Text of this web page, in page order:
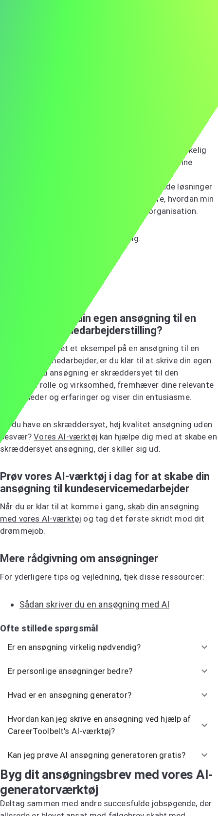
ABC's dedikation til at forbedre kundeservice er virkelig
inspirerende. Jeg er begejstret for at anvende mine
kundeserviceinitiativer og levere banebrydende løsninger
til jeres kunder. Jeg ser frem til at diskutere, hvordan min
baggrund og erfaringer kan gavne jeres organisation.
Tak fordi du overvejer min ansøgning.
Klar til at skrive din egen ansøgning til en
kundeservicemedarbejderstilling?
Nu hvor du har set et eksempel på en ansøgning til en
kundeservicemedarbejder, er du klar til at skrive din egen.
Husk, en god ansøgning er skræddersyet til den
specifikke rolle og virksomhed, fremhæver dine relevante
færdigheder og erfaringer og viser din entusiasme.
Vil du have en skræddersyet, høj kvalitet ansøgning uden
besvær?Vores AI-værktøj kan hjælpe dig med at skabe en
skræddersyet ansøgning, der skiller sig ud.
Prøv vores AI-værktøj i dag for at skabe din
ansøgning til kundeservicemedarbejder
Når du er klar til at komme i gang, skab din ansøgning
med vores AI-værktøj og tag det første skridt mod dit
drømmejob.
Mere rådgivning om ansøgninger
For yderligere tips og vejledning, tjek disse ressourcer:
Sådan skriver du en ansøgning med AI
Ofte stillede spørgsmål
Er en ansøgning virkelig nødvendig?
Er personlige ansøgninger bedre?
Hvad er en ansøgning generator?
Hvordan kan jeg skrive en ansøgning ved hjælp af
CareerToolbelt's AI-værktøj?
Kan jeg prøve AI ansøgning generatoren gratis?
Byg dit ansøgningsbrev med vores AI-
generatorværktøj
Deltag sammen med andre succesfulde jobsøgende, der